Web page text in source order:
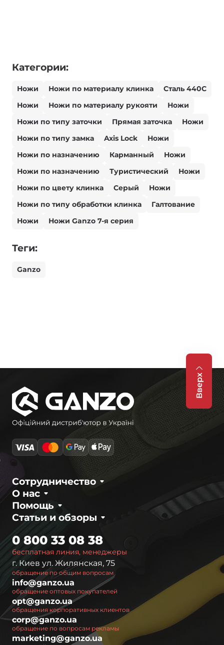
Категории:
Ножи Ножи по материалу клинка
Сталь 440С
Ножи
Ножи по материалу рукояти
Ножи
Ножи по типу заточки
Прямая заточка
Ножи
Ножи по типу замка
Axis Lock
Ножи
Ножи по назначению
Карманный
Ножи
Ножи по назначению
Туристический
Ножи
Ножи по цвету клинка
Серый
Ножи
Ножи по типу обработки клинка
Галтование
Ножи
Ножи Ganzo 7-я серия
Теги:
Ganzo
Вверх
О нас
Сотрудничество
Статьи и обзоры
Помощь
бесплатная линия, менеджеры
0 800 33 08 38
г. Киев ул. Жилянская, 75
обращение по общим вопросам
info@ganzo.ua
обращение оптовых покупателей
opt@ganzo.ua
обращения корпоративных клиентов
corp@ganzo.ua
обращение по вопросам рекламы
marketing@ganzo.ua